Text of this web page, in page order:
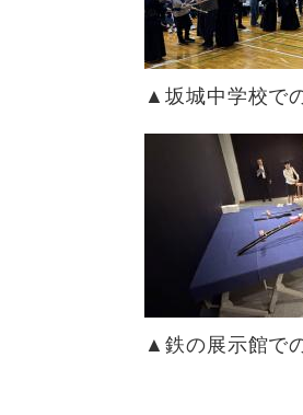
▲坂城中学校で
▲鉄の展示館で